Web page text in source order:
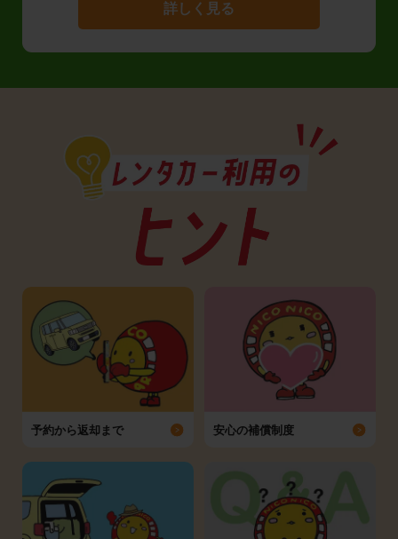
詳しく見る
予約から返却まで 安心の補償制度